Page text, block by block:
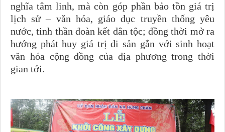
nghĩa tâm linh, mà còn góp phần bảo tồn giá trị
lịch sử – văn hóa, giáo dục truyền thống yêu
nước, tinh thần đoàn kết dân tộc; đồng thời mở ra
hướng phát huy giá trị di sản gắn với sinh hoạt
văn hóa cộng đồng của địa phương trong thời
gian tới.